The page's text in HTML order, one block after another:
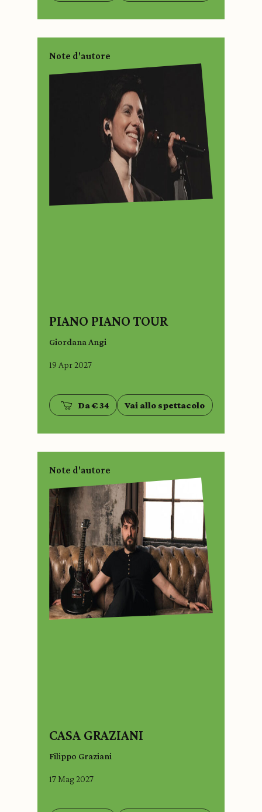
Note d'autore
PIANO PIANO TOUR
Giordana Angi
19 Apr 2027
Da € 34 Vai allo spettacolo
Note d'autore
CASA GRAZIANI
Filippo Graziani
17 Mag 2027